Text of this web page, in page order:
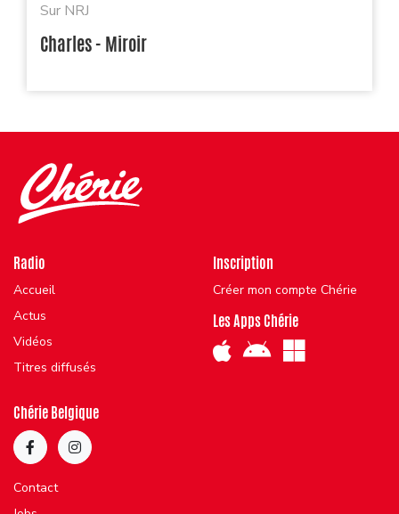
Sur NRJ
Charles - Miroir
Radio
Accueil
Actus
Vidéos
Titres diffusés
Inscription
Créer mon compte Chérie
Les Apps Chérie
Chérie Belgique
Contact